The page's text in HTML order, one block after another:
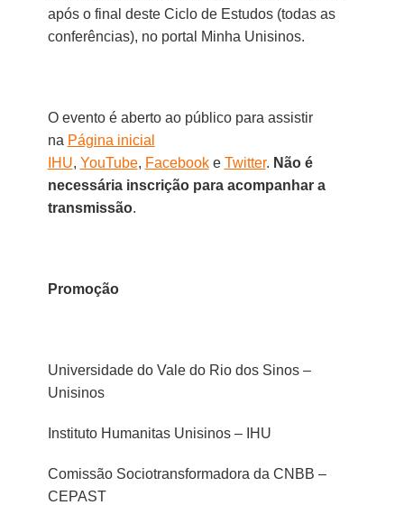
após o final deste Ciclo de Estudos (todas as
conferências), no portal Minha Unisinos.
O evento é aberto ao público para assistir
na Página inicial
IHU, YouTube, Facebooke Twitter. Não é
necessária inscrição para acompanhar a
transmissão.
Promoção
Universidade do Vale do Rio dos Sinos –
Unisinos
Instituto Humanitas Unisinos – IHU
Comissão Sociotransformadora da CNBB –
CEPAST